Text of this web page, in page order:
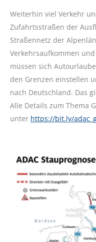
Weiterhin viel Verkehr
Zufahrtsstraßen der
Straßennetz der
Verkehrsaufkommen
müssen sich
den Grenzen einstellen
nach Deutschland. Das
Alle Details zum Thema
unter https://bit.ly/